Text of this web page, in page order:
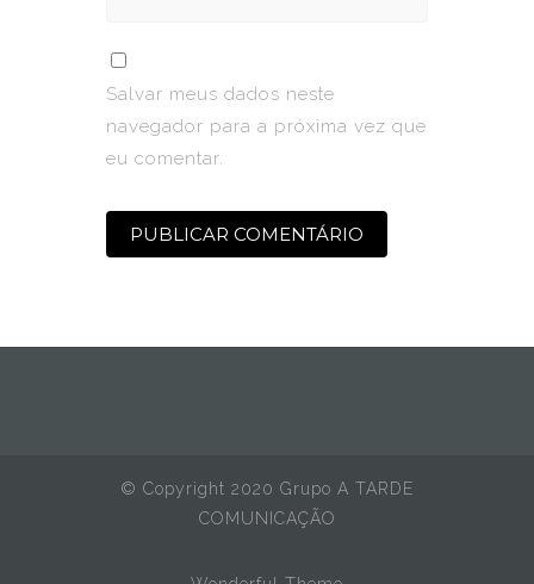
Salvar meus dados neste
navegador para a próxima vez que
eu comentar.
© Copyright 2020 Grupo A TARDE
COMUNICAÇÃO